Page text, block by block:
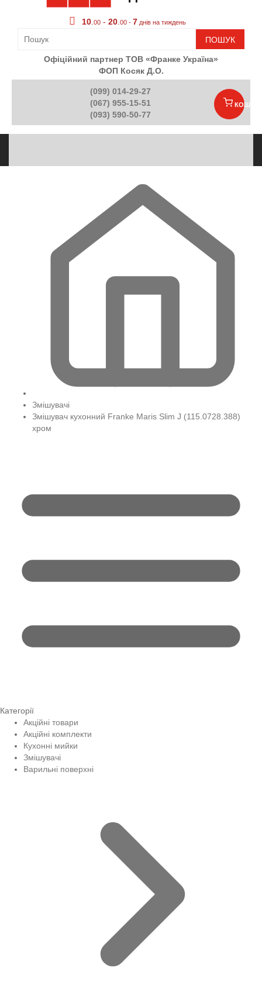
10 00 - 20 00 - 7 днів на тиждень
ПОШУК
Офіційний партнер ТОВ «Франке Україна»
ФОП Косяк Д.О.
(099) 014-29-27
(067) 955-15-51
(093) 590-50-77
КОШИК
Змішувачі
Змішувач кухонний Franke Maris Slim J (115.0728.388)
хром
Категорії
Акційні товари
Акційні комплекти
Кухонні мийки
Змішувачі
Варильні поверхні